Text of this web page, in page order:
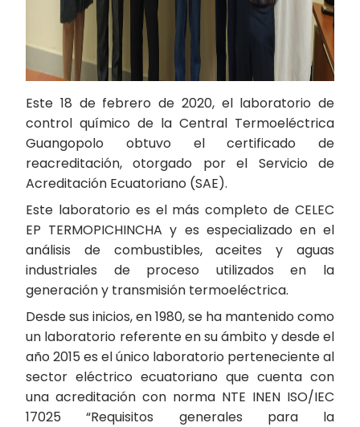
Este 18 de febrero de 2020, el laboratorio de
control químico de la Central Termoeléctrica
Guangopolo obtuvo el certificado de
reacreditación, otorgado por el Servicio de
Acreditación Ecuatoriano (SAE).
Este laboratorio es el más completo de CELEC
EP TERMOPICHINCHA y es especializado en el
análisis de combustibles, aceites y aguas
industriales de proceso utilizados en la
generación y transmisión termoeléctrica.
Desde sus inicios, en 1980, se ha mantenido como
un laboratorio referente en su ámbito y desde el
año 2015 es el único laboratorio perteneciente al
sector eléctrico ecuatoriano que cuenta con
una acreditación con norma NTE INEN ISO/IEC
17025 “Requisitos generales para la